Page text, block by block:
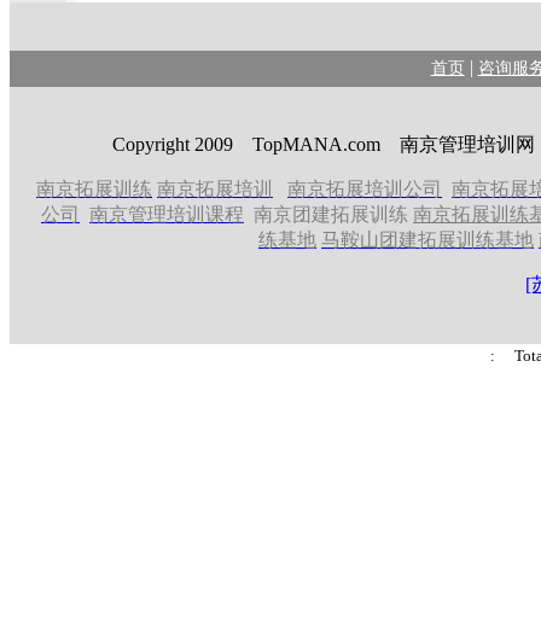
首页 | 咨询服
Copyright 2009 TopMANA.com 南京管理培训网
南京拓展训练 南京拓展培训 南京拓展培训公司
南京拓展
公司
南京管理培训课程 南京团建拓展训练 南京拓展训练
练基地 马鞍山团建拓展训练基地
[
: